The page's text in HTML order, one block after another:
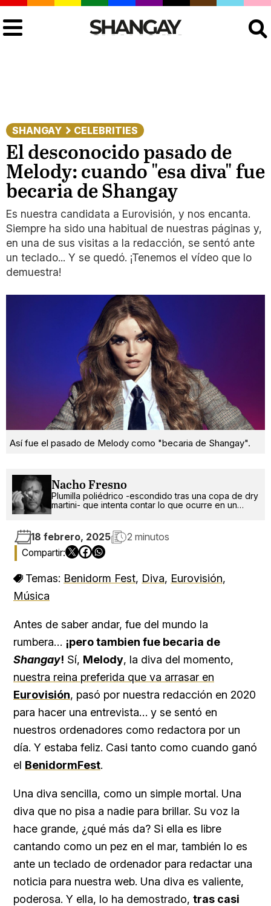
SHANGAY CELEBRITIES
El desconocido pasado de
Melody: cuando "esa diva" fue
becaria de Shangay
Es nuestra candidata a Eurovisión, y nos encanta.
Siempre ha sido una habitual de nuestras páginas y,
en una de sus visitas a la redacción, se sentó ante
un teclado... Y se quedó. ¡Tenemos el vídeo que lo
demuestra!
Así fue el pasado de Melody como "becaria de Shangay".
Nacho Fresno
Plumilla poliédrico -escondido tras una copa de dry
martini- que intenta contar lo que ocurre en un
18 febrero, 2025 2 minutos
Temas: Benidorm Fest, Diva, Eurovisión,
Música
Antes de saber andar, fue del mundo la
rumbera… ¡pero tambien fue becaria de
Shangay! Sí, Melody, la diva del momento,
nuestra reina preferida que va arrasar en
Eurovisión, pasó por nuestra redacción en 2020
para hacer una entrevista… y se sentó en
nuestros ordenadores como redactora por un
día. Y estaba feliz. Casi tanto como cuando ganó
el BenidormFest.
Una diva sencilla, como un simple mortal. Una
diva que no pisa a nadie para brillar. Su voz la
hace grande, ¿qué más da? Si ella es libre
cantando como un pez en el mar, también lo es
ante un teclado de ordenador para redactar una
noticia para nuestra web. Una diva es valiente,
poderosa. Y ella, lo ha demostrado, tras casi